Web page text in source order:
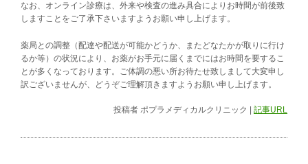
なお、オンライン診療は、外来や検査の進み具合によりお時間が前後致
しますことをご了承下さいますようお願い申し上げます。
薬局との調整（配達や配送が可能かどうか、またどなたかが取りに行け
るか等）の状況により、お薬がお手元に届くまでにはお時間を要するこ
とが多くなっております。ご体調の悪い所お待たせ致しまして大変申し
訳ございませんが、どうぞご理解頂きますようお願い申し上げます。
投稿者 ポプラメディカルクリニック 記事URL